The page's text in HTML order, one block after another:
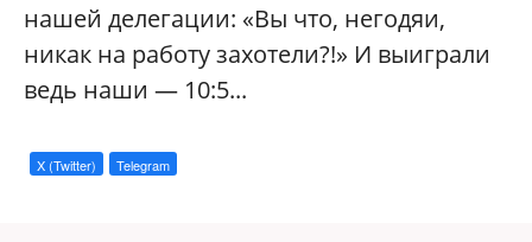
нашей делегации: «Вы что, негодяи,
никак на работу захотели?!» И выиграли
ведь наши — 10:5...
X (Twitter) Telegram